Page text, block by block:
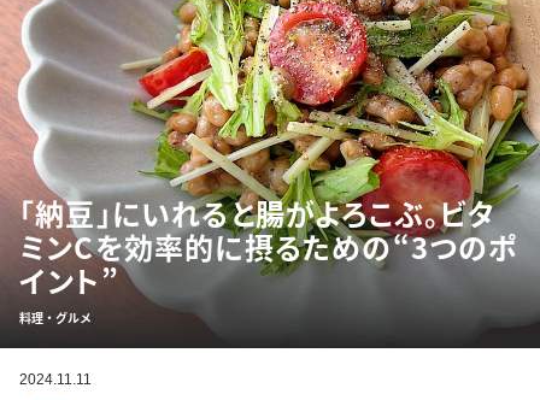
「納豆」にいれると腸がよろこぶ。ビタ
ミンCを効率的に摂るための“3つのポ
イント”
料理・グルメ
2024.11.11